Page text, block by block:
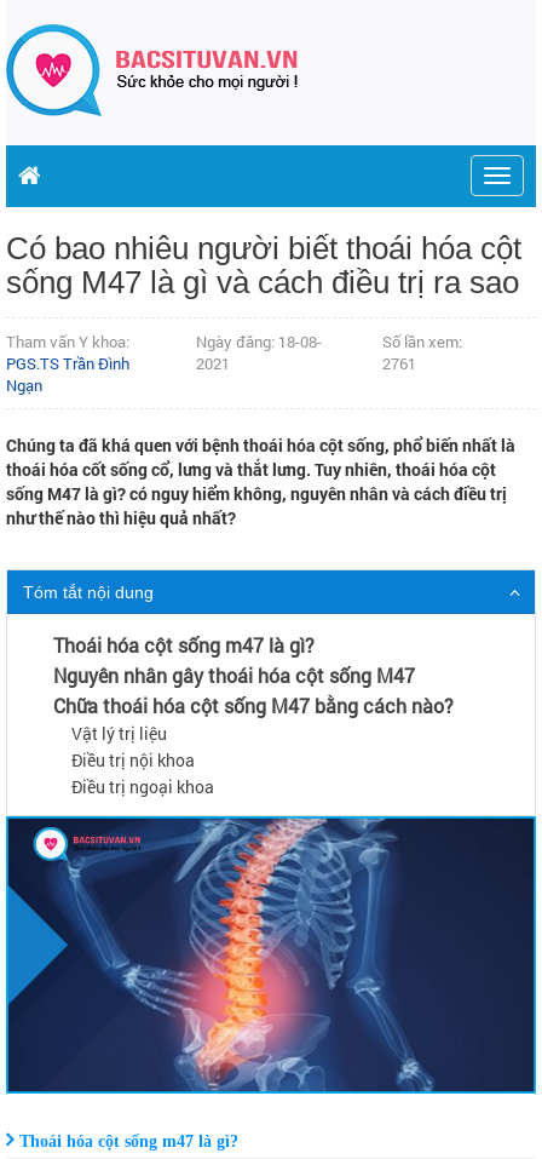
Có bao nhiêu người biết thoái hóa cột
sống M47 là gì và cách điều trị ra sao
Tham vấn Y khoa:
PGS.TS Trần Đình
Ngạn
Ngày đăng: 18-08-
2021
Số lần xem:
2761
Chúng ta đã khá quen với bệnh thoái hóa cột sống, phổ biến nhất là
thoái hóa cốt sống cổ, lưng và thắt lưng. Tuy nhiên, thoái hóa cột
sống M47 là gì? có nguy hiểm không, nguyên nhân và cách điều trị
như thế nào thì hiệu quả nhất?
Tóm tắt nội dung
Thoái hóa cột sống m47 là gì?
Nguyên nhân gây thoái hóa cột sống M47
Chữa thoái hóa cột sống M47 bằng cách nào?
Vật lý trị liệu
Điều trị nội khoa
Điều trị ngoại khoa
Thoái hóa cột sống m47 là gì?